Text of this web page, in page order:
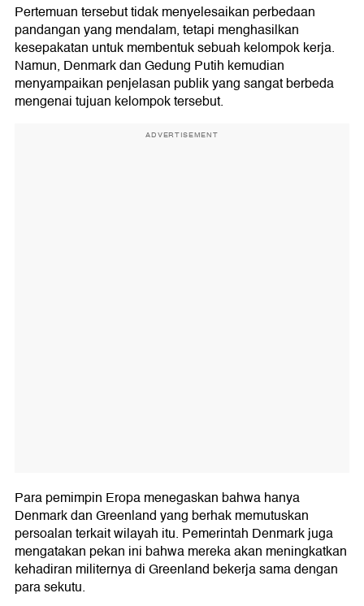
Pertemuan tersebut tidak menyelesaikan perbedaan
pandangan yang mendalam, tetapi menghasilkan
kesepakatan untuk membentuk sebuah kelompok kerja.
Namun, Denmark dan Gedung Putih kemudian
menyampaikan penjelasan publik yang sangat berbeda
mengenai tujuan kelompok tersebut.
ADVERTISEMENT
Para pemimpin Eropa menegaskan bahwa hanya
Denmark dan Greenland yang berhak memutuskan
persoalan terkait wilayah itu. Pemerintah Denmark juga
mengatakan pekan ini bahwa mereka akan meningkatkan
kehadiran militernya di Greenland bekerja sama dengan
para sekutu.